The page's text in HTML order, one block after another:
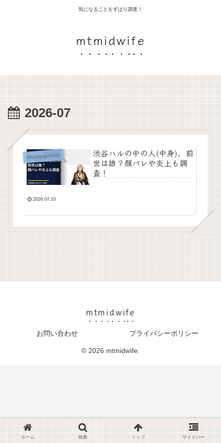
気になることをずばり調査！
mtmidwife
2026-07
Uncategorized
渋谷ハルの中の人(中身)、前
世は誰？顔バレや炎上も調
査！
2026.07.10
mtmidwife
お問い合わせ プライバシーポリシー
© 2026 mtmidwife.
ホーム 検索 トップ サイドバー